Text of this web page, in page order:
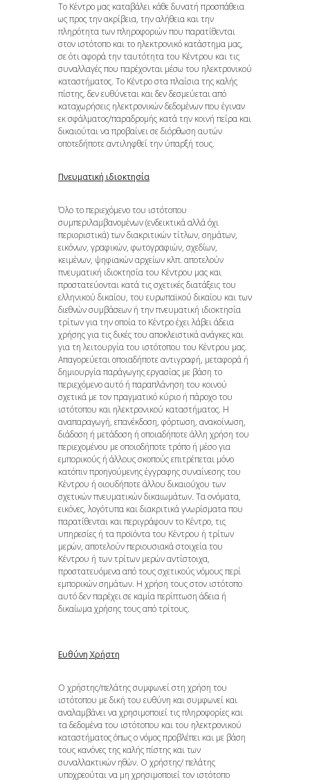
Το Κέντρο μας καταβάλει κάθε δυνατή προσπάθεια
ως προς την ακρίβεια, την αλήθεια και την
πληρότητα των πληροφοριών που παρατίθενται
στον ιστότοπο και το ηλεκτρονικό κατάστημα μας,
σε ότι αφορά την ταυτότητα του Κέντρου και τις
συναλλαγές που παρέχονται μέσω του ηλεκτρονικού
καταστήματος. Το Κέντρο στα πλαίσια της καλής
πίστης, δεν ευθύνεται και δεν δεσμεύεται από
καταχωρήσεις ηλεκτρονικών δεδομένων που έγιναν
εκ σφάλματος/παραδρομής κατά την κοινή πείρα και
δικαιούται να προβαίνει σε διόρθωση αυτών
οποτεδήποτε αντιληφθεί την ύπαρξή τους.
Πνευματική ιδιοκτησία
Όλο το περιεχόμενο του ιστότοπου
συμπεριλαμβανομένων (ενδεικτικά αλλά όχι
περιοριστικά) των διακριτικών τίτλων, σημάτων,
εικόνων, γραφικών, φωτογραφιών, σχεδίων,
κειμένων, ψηφιακών αρχείων κλπ. αποτελούν
πνευματική ιδιοκτησία του Κέντρου μας και
προστατεύονται κατά τις σχετικές διατάξεις του
ελληνικού δικαίου, του ευρωπαϊκού δικαίου και των
διεθνών συμβάσεων ή την πνευματική ιδιοκτησία
τρίτων για την οποία το Κέντρο έχει λάβει άδεια
χρήσης για τις δικές του αποκλειστικά ανάγκες και
για τη λειτουργία του ιστότοπου του Κέντρου μας.
Απαγορεύεται οποιαδήποτε αντιγραφή, μεταφορά ή
δημιουργία παράγωγης εργασίας με βάση το
περιεχόμενο αυτό ή παραπλάνηση του κοινού
σχετικά με τον πραγματικό κύριο ή πάροχο του
ιστότοπου και ηλεκτρονικού καταστήματος. Η
αναπαραγωγή, επανέκδοση, φόρτωση, ανακοίνωση,
διάδοση ή μετάδοση ή οποιαδήποτε άλλη χρήση του
περιεχομένου με οποιοδήποτε τρόπο ή μέσο για
εμπορικούς ή άλλους σκοπούς επιτρέπεται μόνο
κατόπιν προηγούμενης έγγραφης συναίνεσης του
Κέντρου ή οιουδήποτε άλλου δικαιούχου των
σχετικών πνευματικών δικαιωμάτων. Τα ονόματα,
εικόνες, λογότυπα και διακριτικά γνωρίσματα που
παρατίθενται και περιγράφουν το Κέντρο, τις
υπηρεσίες ή τα προϊόντα του Κέντρου ή τρίτων
μερών, αποτελούν περιουσιακά στοιχεία του
Κέντρου ή των τρίτων μερών αντίστοιχα,
προστατευόμενα από τους σχετικούς νόμους περί
εμπορικών σημάτων. Η χρήση τους στον ιστότοπο
αυτό δεν παρέχει σε καμία περίπτωση άδεια ή
δικαίωμα χρήσης τους από τρίτους.
Ευθύνη Χρήστη
Ο χρήστης/πελάτης συμφωνεί στη χρήση του
ιστότοπου με δική του ευθύνη και συμφωνεί και
αναλαμβάνει να χρησιμοποιεί τις πληροφορίες και
τα δεδομένα του ιστότοπου και του ηλεκτρονικού
καταστήματος όπως ο νόμος προβλέπει και με βάση
τους κανόνες της καλής πίστης και των
συναλλακτικών ηθών. Ο χρήστης/ πελάτης
υποχρεούται να μη χρησιμοποιεί τoν ιστότοπο